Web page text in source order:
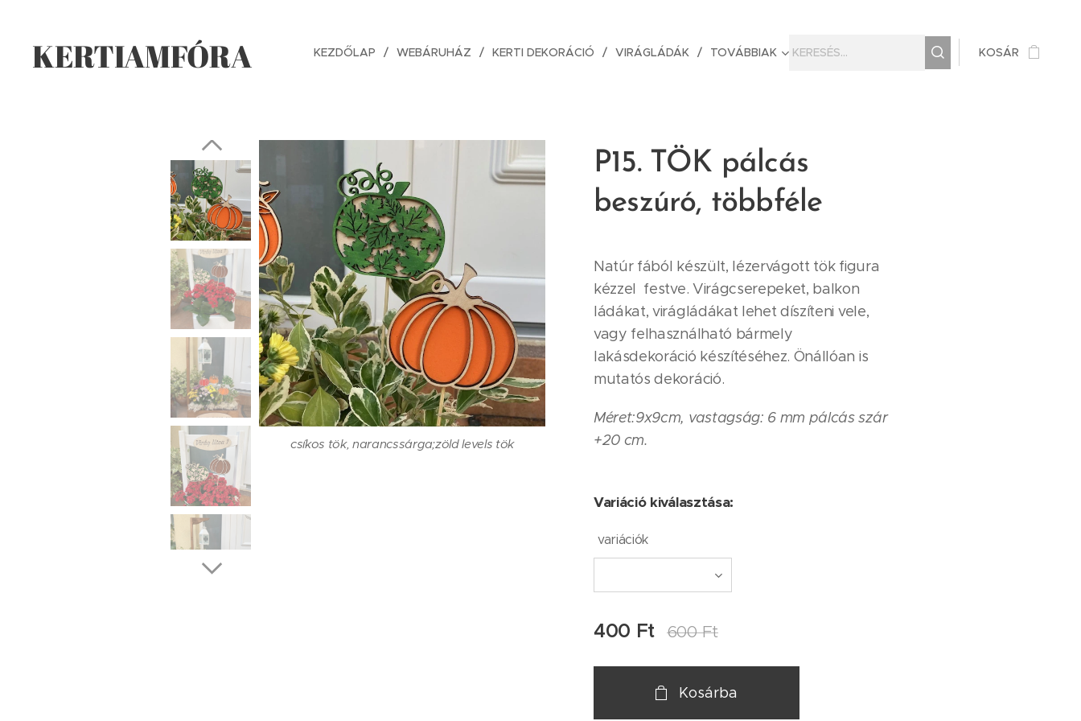
KERTIAMFÓRA KEZDŐLAP WEBÁRUHÁZ KERTI DEKORÁCIÓ VIRÁGLÁDÁK TOVÁBBIAK KOSÁR
P15. TÖK pálcás
beszúró, többféle
csíkos tök, narancssárga;zöld levels tök
Natúr fából készült, lézervágott tök figura
kézzel festve. Virágcserepeket, balkon
ládákat, virágládákat lehet díszíteni vele,
vagy felhasználható bármely
lakásdekoráció készítéséhez. Önállóan is
mutatós dekoráció.
Méret:9x9cm, vastagság: 6 mm pálcás szár
+20 cm.
Variáció kiválasztása:
variációk
400 Ft 600Ft
Kosárba